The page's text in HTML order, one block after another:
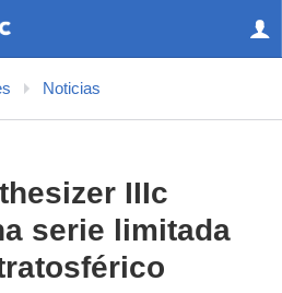
Noticias
IIIc
serie limitada